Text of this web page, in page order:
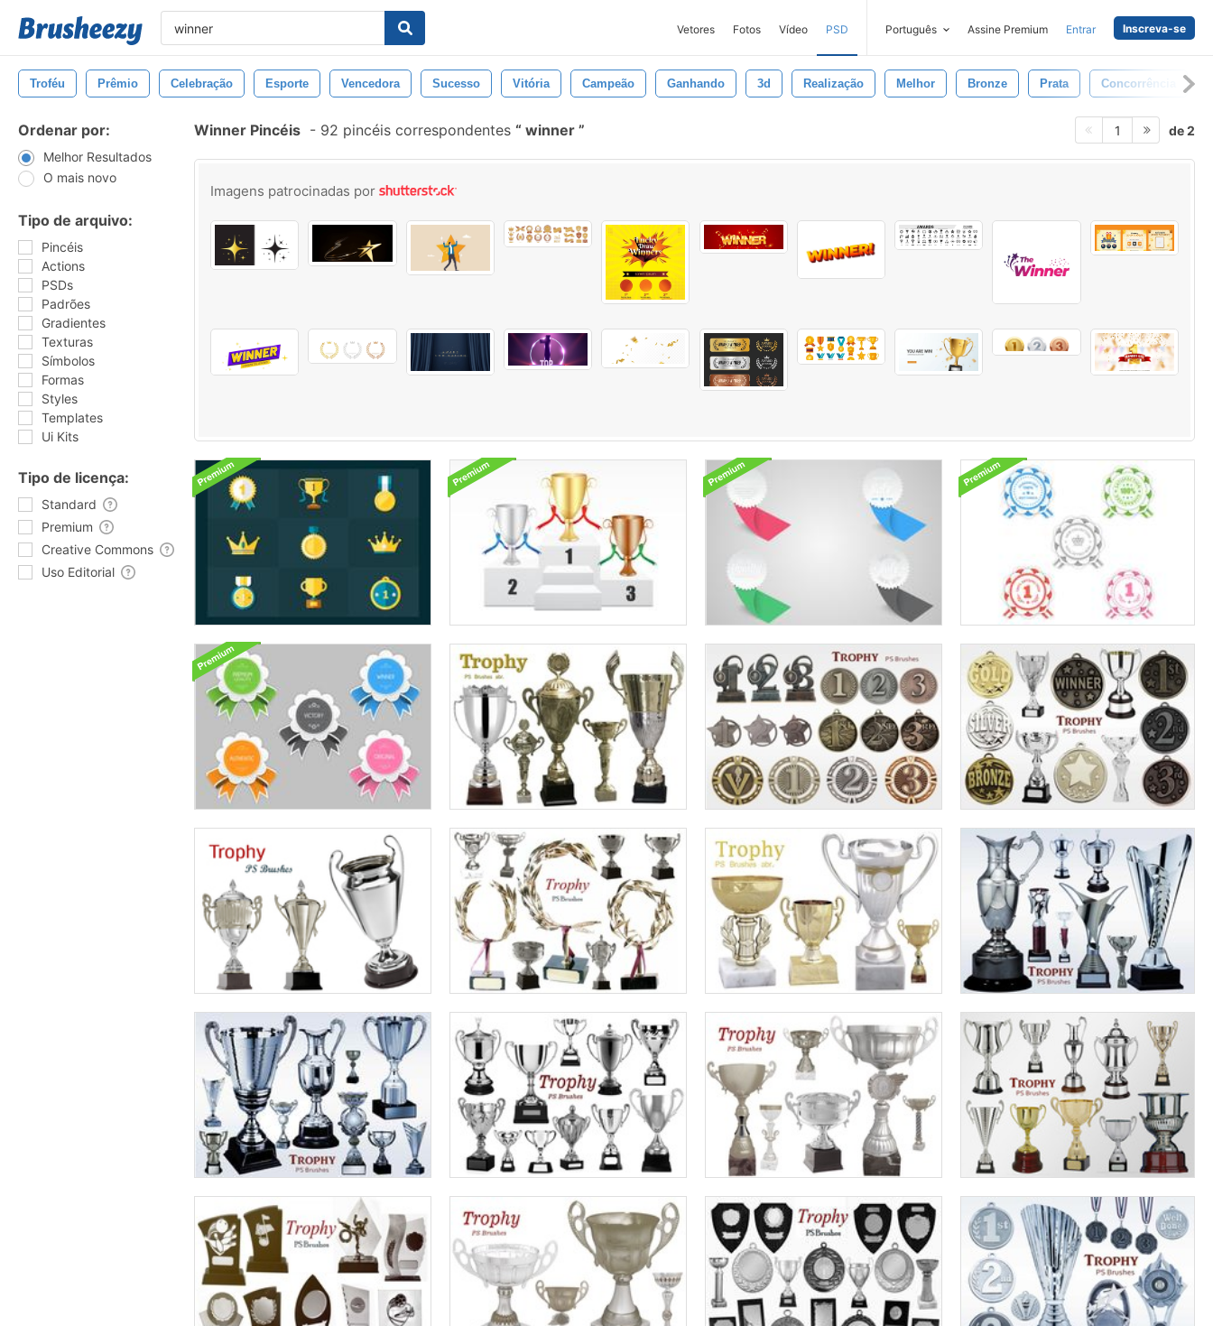
Vetores Fotos Vídeo PSD Português Assine Premium Entrar Inscreva-se
Troféu Prêmio Celebração Esporte Vencedora Sucesso Vitória Campeão Ganhando 3d Realização Melhor Bronze Prata Concorrência
Ordenar por:
Melhor Resultados
O mais novo
Tipo de arquivo:
Pincéis
Actions
PSDs
Padrões
Gradientes
Texturas
Símbolos
Formas
Styles
Templates
Ui Kits
Tipo de licença:
Standard
Premium
Creative Commons
Uso Editorial
Winner Pincéis - 92 pincéis correspondentes winner 1 de 2
Imagens patrocinadas por